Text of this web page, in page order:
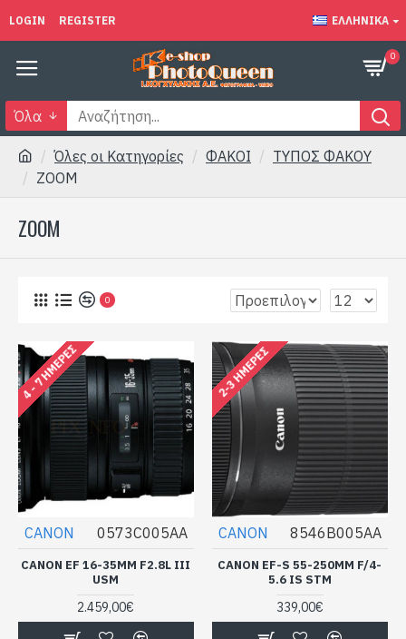
LOGIN REGISTER ΕΛΛΗΝΙΚΆ
0
Όλα
Όλες οι Κατηγορίες ΦΑΚΟΙ
ΤΥΠΟΣ ΦΑΚΟΥ
ZOOM
ZOOM
0
4 - 7 ΗΜΈΡΕΣ
CANON 0573C005AA
CANON EF 16-35MM F2.8L III
USM
2.459,00€
2-3 ΗΜΈΡΕΣ
CANON 8546B005AA
CANON EF-S 55-250MM F/4-
5.6 IS STM
339,00€